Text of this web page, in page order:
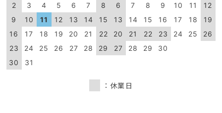
2
3 4 5 6 7
8
9
10 11 12 13 14
15
16
17 18 19 20 21
22
23
24 25 26 27 28
29
30
31
6
7 8 9 10 11
12
13
14 15 16 17 18
19
20
21 22 23 24 25
26
27
28 29 30
：休業日